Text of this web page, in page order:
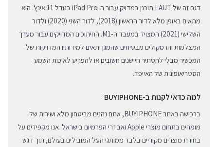
דגם זה של LAUT תוכנן במדויק עבור ה-iPad Pro בגודל 11 אינץ'. הוא
מתאים באופן מלא לדור הראשון (2018), לדור השני (2020) ולדור
השלישי (2021) המצויד במעבד ה-M1. החיתוכים המדויקים עבור מערך
המצלמות והרמקולים מבטיחים שהמגן יתאים למידותיו המדויקות של
המכשיר מבלי להסתיר חיישנים חשובים או להפריע לאיכות השמע
הסטריאופונית של האייפד.
למה כדאי לקנות ב-BUYIPHONE
ברכישה באתר BUYIPHONE, אתם נהנים מביטחון מלא ושירות של
מומחים בתחום מוצרי Apple ואביזרי הפרמיום בישראל. אנו מקפידים על
בחירת מוצרים מקוריים בלבד ממותגי העל המובילים בעולם, תוך דגש